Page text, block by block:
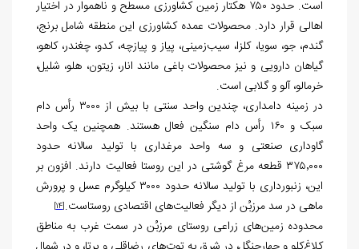
است. حدود ۷۵۰ هکتار زمین کشاورزی مسطح و ناهموار در اختیار
اهالی قرار دارد. محصولات عمده کشاورزی این منطقه شامل برنج،
گندم، جو، سویا، کلزا، سیب‌زمینی، پیاز و پیازچه، کدو، چغندر، کاهو،
گیاهان دارویی و نیز محصولات باغی مانند انار، زیتون، هلو، شلیل،
خرمالو، آلو و گلابی است.
در زمینه دامداری، چندین واحد سنتی با بیش از ۳۰۰۰ رأس دام
سبک و ۱۶۰ رأس دام سنگین فعال هستند. همچنین یک واحد
گاوداری صنعتی و سه واحد مرغداری با تولید سالانه حدود
۳۷۵٬۰۰۰ قطعه مرغ گوشتی در این روستا فعالیت دارند. افزون بر
این، زنبورداری با تولید سالانه حدود ۳۰۰۰ کیلوگرم عسل و پرورش
ماهی در سد مرزبُن از دیگر فعالیت‌های اقتصادی روستاست.[14]
محدوده زمین‌های زراعی روستای مرزبُن در سمت غرب به مناطق